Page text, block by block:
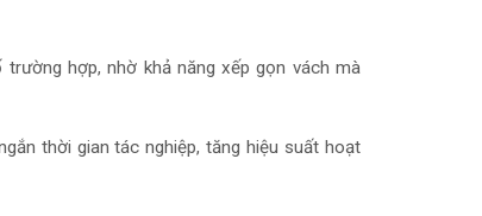
hợp, nhờ khả năng xếp gọn vách mà
thời gian tác nghiệp, tăng hiệu suất hoạt